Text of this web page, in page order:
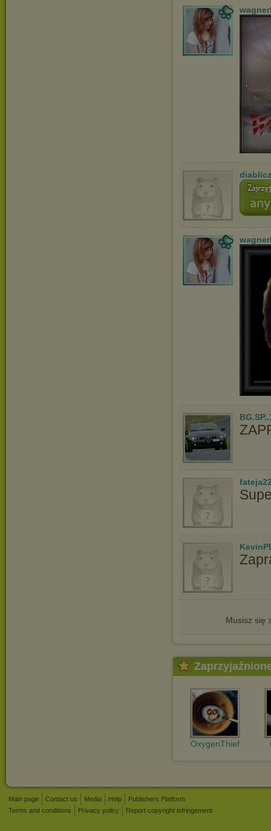
Musisz się
OxygenThief
Main page Contact us Media Help
Publishers Platform
Terms and conditions
Privacy policy Report copyright infringement